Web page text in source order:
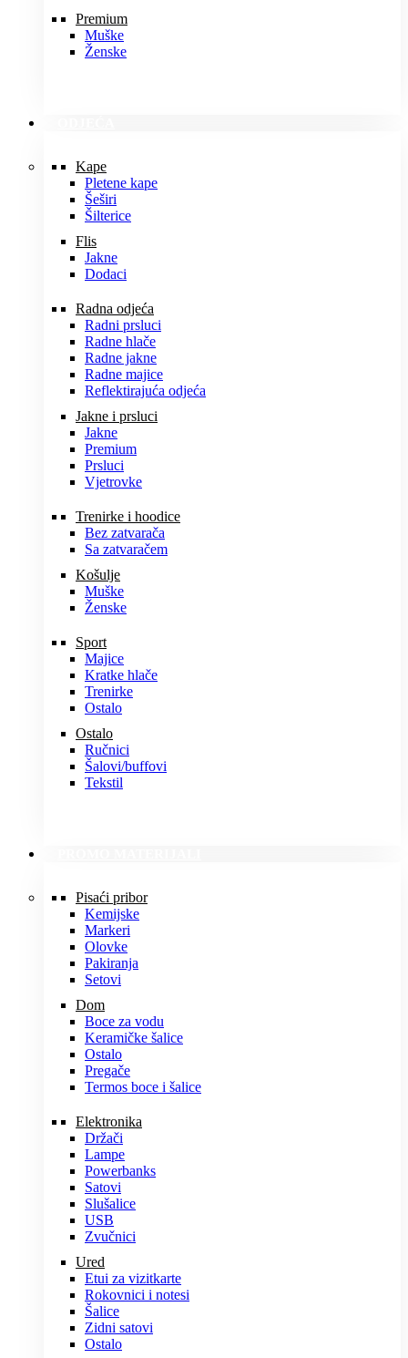
Premium
Muške
Ženske
Kape
Pletene kape
Šeširi
Šilterice
Flis
Jakne
Dodaci
Radna odjeća
Radni prsluci
Radne hlače
Radne jakne
Radne majice
Reflektirajuća odjeća
Jakne i prsluci
Jakne
Premium
Prsluci
Vjetrovke
Trenirke i hoodice
Bez zatvarača
Sa zatvaračem
Košulje
Muške
Ženske
Sport
Majice
Kratke hlače
Trenirke
Ostalo
Ostalo
Ručnici
Šalovi/buffovi
Tekstil
Pisaći pribor
Kemijske
Markeri
Olovke
Pakiranja
Setovi
Dom
Boce za vodu
Keramičke šalice
Ostalo
Pregače
Termos boce i šalice
Elektronika
Držači
Lampe
Powerbanks
Satovi
Slušalice
USB
Zvučnici
Ured
Etui za vizitkarte
Rokovnici i notesi
Šalice
Zidni satovi
Ostalo